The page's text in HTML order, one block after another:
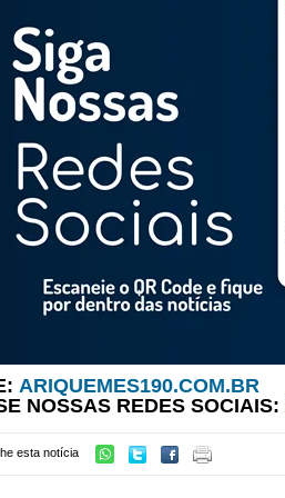
ARIQUEMES190.COM.BR
NOSSAS REDES SOCIAIS:
esta notícia